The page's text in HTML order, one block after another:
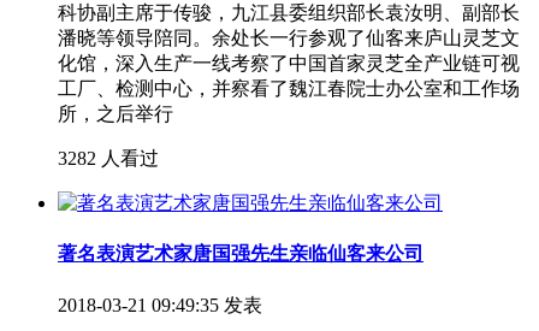
科协副主席于传骏，九江县委组织部长袁汝明、副部长
潘晓等领导陪同。余处长一行参观了仙客来庐山灵芝文
化馆，深入生产一线考察了中国首家灵芝全产业链可视
工厂、检测中心，并察看了魏江春院士办公室和工作场
所，之后举行
3282 人看过
著名表演艺术家唐国强先生亲临仙客来公司
2018-03-21 09:49:35 发表